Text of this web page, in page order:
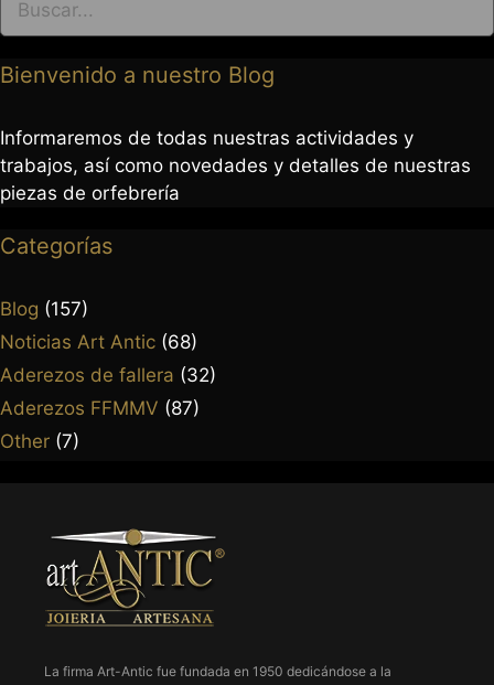
Bienvenido a nuestro Blog
Informaremos de todas nuestras actividades y
trabajos, así como novedades y detalles de nuestras
piezas de orfebrería
Categorías
Blog (157)
Noticias Art Antic (68)
Aderezos de fallera (32)
Aderezos FFMMV (87)
Other (7)
La firma Art-Antic fue fundada en 1950 dedicándose a la
963 638 068
art-antic@art-antic.net